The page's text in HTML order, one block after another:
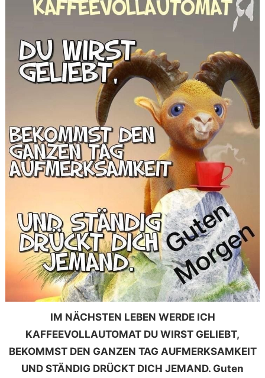
IM NÄCHSTEN LEBEN WERDE ICH
KAFFEEVOLLAUTOMAT DU WIRST GELIEBT,
BEKOMMST DEN GANZEN TAG AUFMERKSAMKEIT
UND STÄNDIG DRÜCKT DICH JEMAND. Guten